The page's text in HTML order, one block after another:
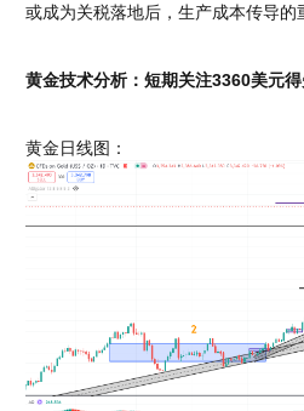
或成为关税落地后，生产成本传导的
黄金技术分析：短期关注3360美元
黄金日线图：